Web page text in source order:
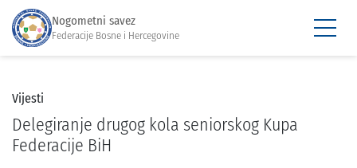
Nogometni savez
Federacije Bosne i Hercegovine
Vijesti
Delegiranje drugog kola seniorskog Kupa
Federacije BiH